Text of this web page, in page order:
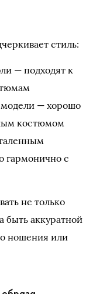
стиль:
— подходят к
— хорошо
костюмом
гармонично с
не только
быть аккуратной
ношения или